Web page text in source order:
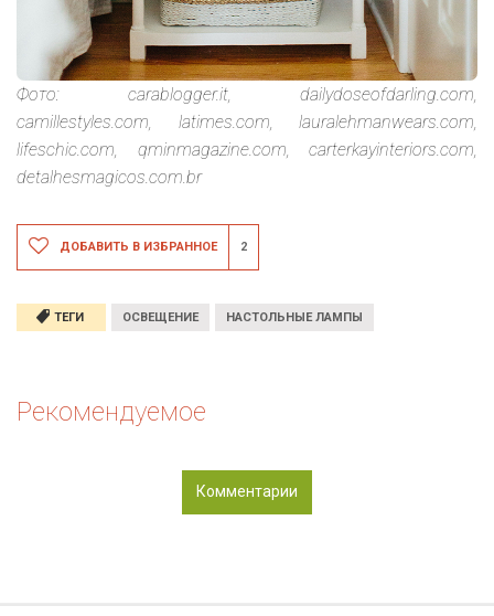
Фото: carablogger.it, dailydoseofdarling.com,
camillestyles.com, latimes.com, lauralehmanwears.com,
lifeschic.com, qminmagazine.com, carterkayinteriors.com,
detalhesmagicos.com.br
ДОБАВИТЬ В ИЗБРАННОЕ 2
ТЕГИ ОСВЕЩЕНИЕ НАСТОЛЬНЫЕ ЛАМПЫ
Рекомендуемое
Комментарии